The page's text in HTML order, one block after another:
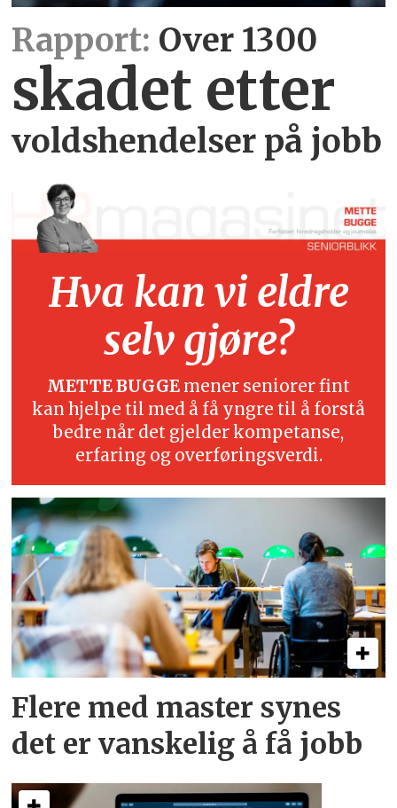
Rapport: Over 1300
skadet etter
voldshendelser på jobb
Hva kan vi eldre
selv gjøre?
METTE BUGGE mener seniorer fint
kan hjelpe til med å få yngre til å forstå
bedre når det gjelder kompetanse,
erfaring og overføringsverdi.
Flere med master synes
det er vanskelig å få jobb